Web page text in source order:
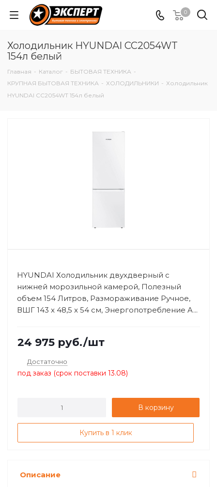
0
Холодильник HYUNDAI CC2054WT
154л белый
Главная - Каталог - БЫТОВАЯ ТЕХНИКА -
КРУПНАЯ БЫТОВАЯ ТЕХНИКА - ХОЛОДИЛЬНИКИ - Холодильник
HYUNDAI CC2054WT 154л белый
HYUNDAI Холодильник двухдверный с
нижней морозильной камерой, Полезный
объем 154 Литров, Размораживание Ручное,
ВШГ 143 x 48,5 x 54 см, Энергопотребление A...
24 975 руб./шт
Достаточно
под заказ (срок поставки 13.08)
В корзину
Купить в 1 клик
Описание